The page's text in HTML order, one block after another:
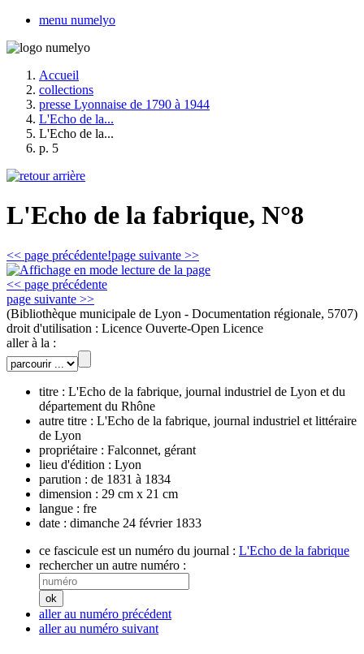
menu numelyo
Accueil
collections
presse Lyonnaise de 1790 à 1944
L'Echo de la...
L'Echo de la...
p. 5
L'Echo de la fabrique, N°8
<< page précédente!page suivante >>
<< page précédente
page suivante >>
(Bibliothèque municipale de Lyon - Documentation régionale, 5707)
droit d'utilisation : Licence Ouverte-Open Licence
aller à la :
titre : L'Echo de la fabrique, journal industriel de Lyon et du
département du Rhône
autre titre : L'Echo de la fabrique, journal industriel et littéraire
de Lyon
propriétaire : Falconnet, gérant
lieu d'édition : Lyon
parution : de 1831 à 1834
dimension : 29 cm x 21 cm
langue : fre
date : dimanche 24 février 1833
ce fascicule est un numéro du journal : L'Echo de la fabrique
rechercher un autre numéro :
aller au numéro précédent
aller au numéro suivant